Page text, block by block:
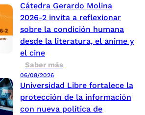
Cátedra Gerardo Molina
2026-2 invita a reflexionar
sobre la condición humana
desde la literatura, el anime y
el cine
Saber más
06/08/2026
Universidad Libre fortalece la
protección de la información
con nueva política de